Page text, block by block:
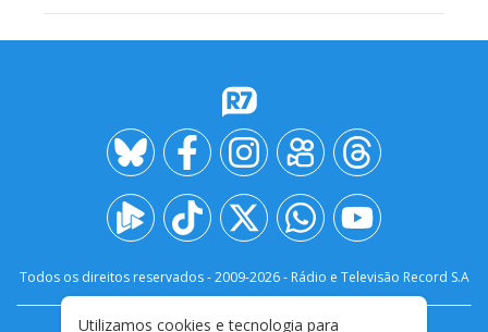
Todos os direitos reservados - 2009-2026- Rádio e Televisão Record S.A
Utilizamos cookies e tecnologia para